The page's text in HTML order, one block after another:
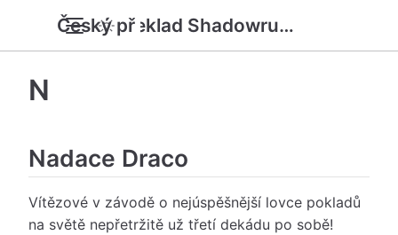
Český překlad Shadowrun 6e SRD
N
Nadace Draco
Vítězové v závodě o nejúspěšnější lovce pokladů
na světě nepřetržitě už třetí dekádu po sobě!